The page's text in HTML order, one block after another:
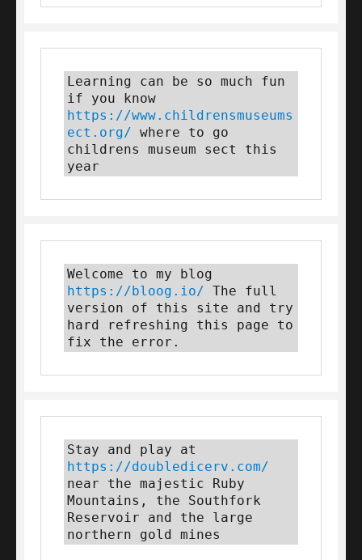
Learning can be so much fun
https://www.childrensmuseums
ect.org/ where to go
childrens museum sect this
year
https://bloog.io/ The full
version of this site and try
hard refreshing this page to
fix the error.
https://doubledicerv.com/
near the majestic Ruby
Mountains, the Southfork
Reservoir and the large
northern gold mines